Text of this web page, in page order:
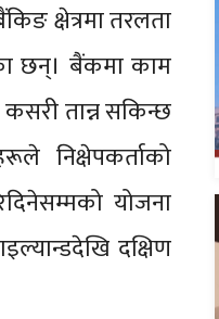
क्षेत्रमा तरलता
छन्। बैंकमा काम
तान्न सकिन्छ
निक्षेपकर्ताको
योजना
दक्षिण